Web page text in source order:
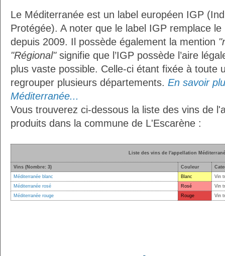
Le Méditerranée est un label européen IGP
Protégée). A noter que le label IGP remplace
depuis 2009. Il possède également la mention
"Régional"signifie que l’IGP possède l’aire
plus vaste possible. Celle-ci étant fixée à toute
regrouper plusieurs départements. En savoir
Méditerranée...
Vous trouverez ci-dessous la liste des vins de
produits dans la commune de L'Escarène :
Liste des vins de l'appellation
Vins (Nombre: 3) Couleur
Méditerranée blanc
Blanc
Vin
Méditerranée rosé
Rosé
Vin
Méditerranée rouge
Rouge Vin